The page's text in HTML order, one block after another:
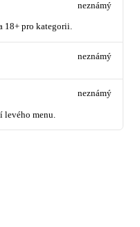
18+ pro kategorii.
neznámý
neznámý
menu.
neznámý